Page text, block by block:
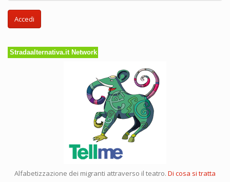
Accedi
Stradaalternativa.it Network
Alfabetizzazione dei migranti attraverso il teatro. Di cosa si tratta